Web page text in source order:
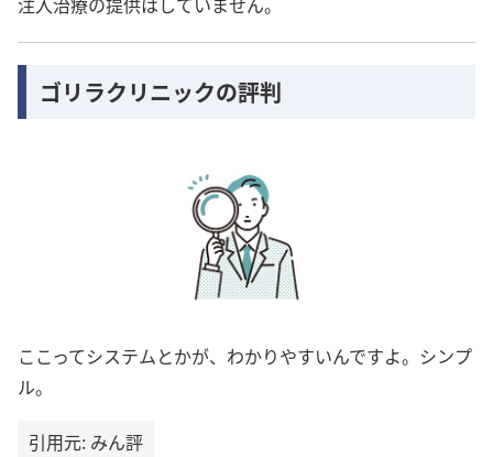
ゴリラクリニックの評判
ここってシステムとかが、わかりやすいんですよ。シンプ
ル。
引用元: みん評